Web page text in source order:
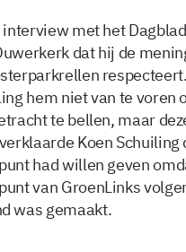
met het
dat hij de
hem niet van te voren
te bellen, maar
Koen
had willen geven
van GroenLinks
was gemaakt.